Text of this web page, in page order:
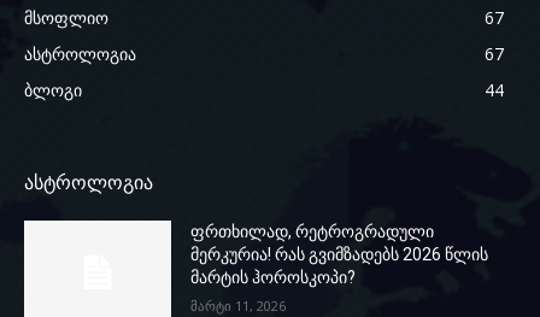
მსოფლიო
67
ასტროლოგია
67
ბლოგი
44
ასტროლოგია
ფრთხილად, რეტროგრადული
მერკურია! რას გვიმზადებს 2026 წლის
მარტის ჰოროსკოპი?
მარტი 11, 2026